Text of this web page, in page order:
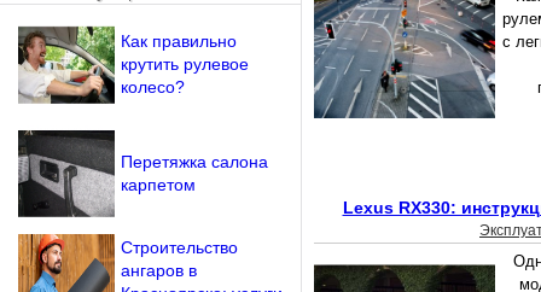
с
Lexus RX330:
Напомнить пароль?
Как правильно
крутить рулевое
колесо?
Перетяжка салона
карпетом
Строительство
ангаров в